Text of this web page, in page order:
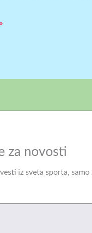
za novosti
iz sveta sporta, samo